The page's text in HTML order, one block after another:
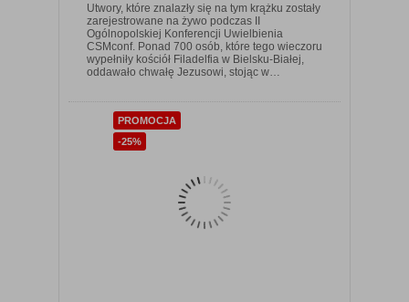
Utwory, które znalazły się na tym krążku zostały
zarejestrowane na żywo podczas II
Ogólnopolskiej Konferencji Uwielbienia
CSMconf. Ponad 700 osób, które tego wieczoru
wypełniły kościół Filadelfia w Bielsku-Białej,
oddawało chwałę Jezusowi, stojąc w…
ZOBACZ SZCZEGÓŁY
PROMOCJA
-25%